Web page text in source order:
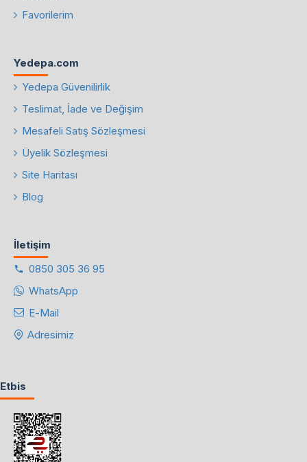
Favorilerim
Yedepa.com
Yedepa Güvenilirlik
Teslimat, İade ve Değişim
Mesafeli Satış Sözleşmesi
Üyelik Sözleşmesi
Site Haritası
Blog
İletişim
0850 305 36 95
WhatsApp
E-Mail
Adresimiz
Etbis